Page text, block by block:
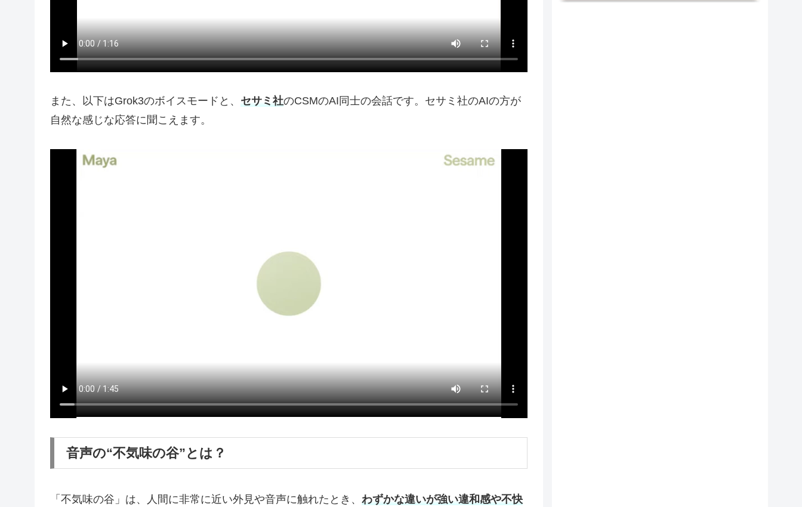
また、以下はGrok3のボイスモードと、 セサミ社のCSMのAI同士の会話です。セサミ社のAIの方が
自然な感じな応答に聞こえます。
音声の“不気味の谷”とは？
「不気味の谷」は、人間に非常に近い外見や音声に触れたとき、 わずかな違いが強い違和感や不快